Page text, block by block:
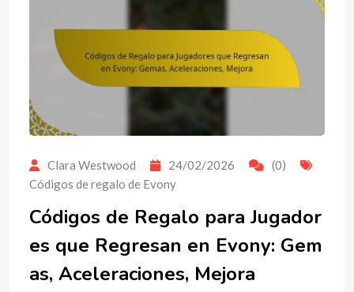
Clara Westwood 24/02/2026
(0)
Códigos de regalo de Evony
Códigos de Regalo para Jugador
es que Regresan en Evony: Gem
as, Aceleraciones, Mejora